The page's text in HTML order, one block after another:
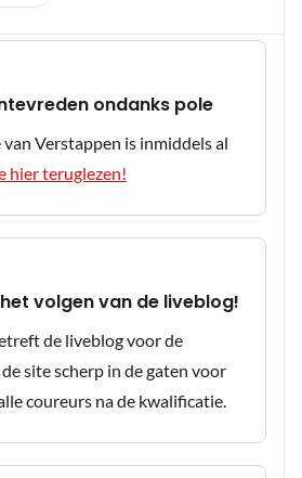
ondanks pole
Verstappen is inmiddels al
hier teruglezen!
volgen van de liveblog!
de liveblog voor de
site scherp in de gaten voor
coureurs na de kwalificatie.